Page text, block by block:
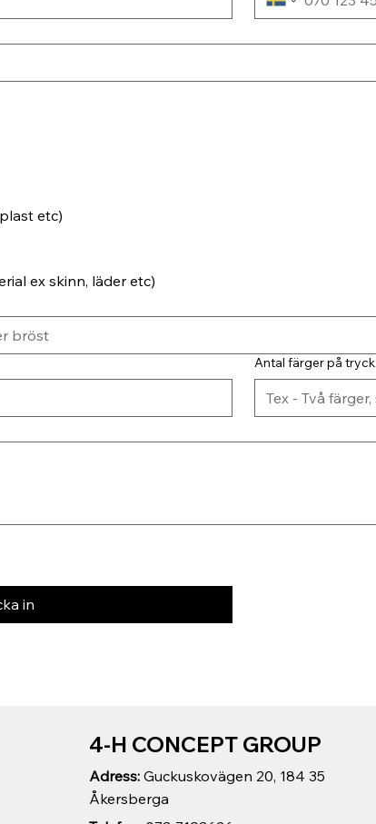
etc)
ex skinn, läder etc)
Antal färger på tryck
in
Adress: Guckuskovägen 20, 184 35
Åkersberga
4-H CONCEPT GROUP